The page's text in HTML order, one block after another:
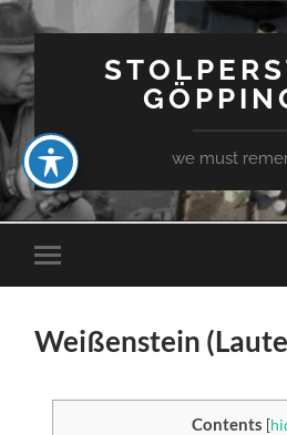
we must
Toggle
mobile
Weißenstein
Contents [